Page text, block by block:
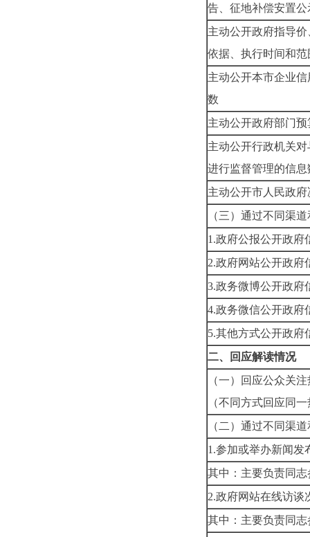
告、征地补偿安置
主动公开政府指导
依据、执行时间和
主动公开本市企业
数
主动公开政府部门
主动公开行政机关
进行监督管理的信息
主动公开市人民政
（三）通过不同渠
1.政府公报公开政府
2.政府网站公开政府
3.政务微博公开政府
4.政务微信公开政府
5.其他方式公开政府
二、回应解读情况
（一）回应公众关
（不同方式回应同
（二）通过不同渠
1.参加或举办新闻发
其中：主要负责同
2.政府网站在线访谈
其中：主要负责同